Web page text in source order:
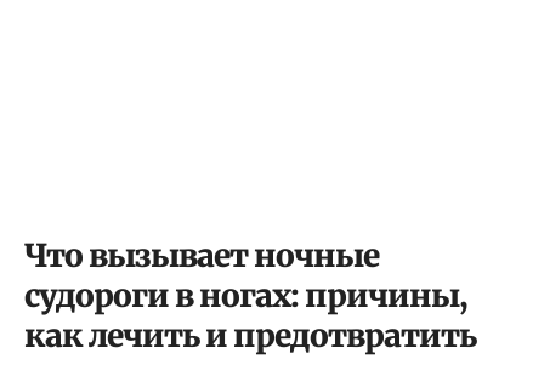
Что вызывает ночные
судороги в ногах: причины,
как лечить и предотвратить